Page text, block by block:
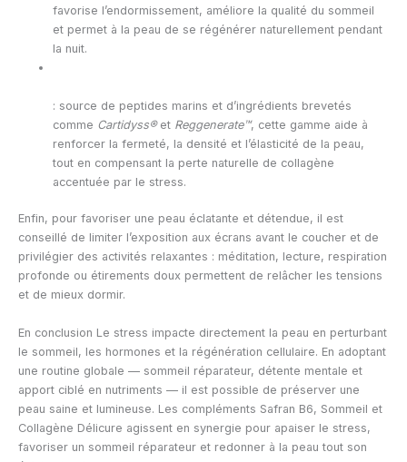
favorise l’endormissement, améliore la qualité du sommeil
et permet à la peau de se régénérer naturellement pendant
la nuit.
: source de peptides marins et d’ingrédients brevetés
comme Cartidyss®et Reggenerate™, cette gamme aide à
renforcer la fermeté, la densité et l’élasticité de la peau,
tout en compensant la perte naturelle de collagène
accentuée par le stress.
Enfin, pour favoriser une peau éclatante et détendue, il est
conseillé de limiter l’exposition aux écrans avant le coucher et de
privilégier des activités relaxantes : méditation, lecture, respiration
profonde ou étirements doux permettent de relâcher les tensions
et de mieux dormir.
En conclusion Le stress impacte directement la peau en perturbant
le sommeil, les hormones et la régénération cellulaire. En adoptant
une routine globale — sommeil réparateur, détente mentale et
apport ciblé en nutriments — il est possible de préserver une
peau saine et lumineuse. Les compléments Safran B6, Sommeil et
Collagène Délicure agissent en synergie pour apaiser le stress,
favoriser un sommeil réparateur et redonner à la peau tout son